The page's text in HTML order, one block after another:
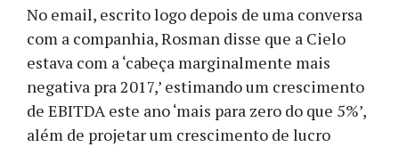
No email, escrito logo depois de uma conversa
com a companhia, Rosman disse que a Cielo
estava com a ‘cabeça marginalmente mais
negativa pra 2017,’ estimando um crescimento
de EBITDA este ano ‘mais para zero do que 5%’,
além de projetar um crescimento de lucro